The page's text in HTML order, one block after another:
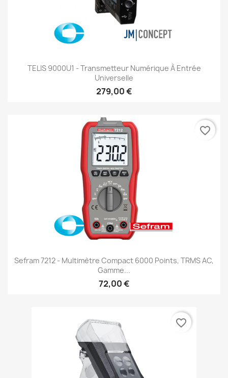
TELIS 9000U1 - Transmetteur Numérique À Entrée
Universelle
279,00 €
Sefram 7212 - Multimètre Compact 6000 Points, TRMS AC,
Gamme...
72,00 €
favorite_border
favorite_border